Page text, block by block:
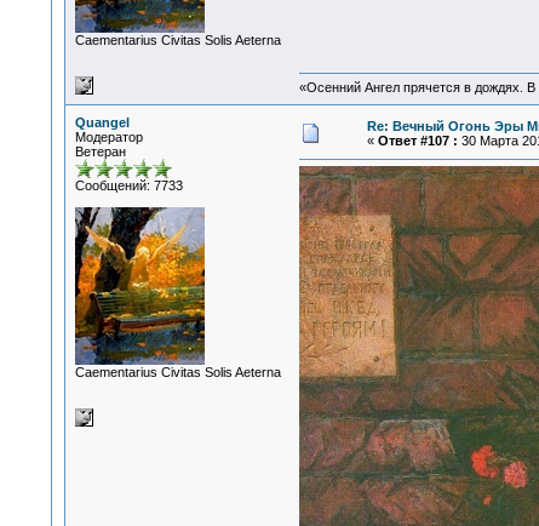
Сaementarius Civitas Solis Aeterna
«Осенний Ангел прячется в дождях.
Quangel
Модератор
Ветеран
Сообщений: 7733
Сaementarius Civitas Solis Aeterna
Re: Вечный Огонь Эры
« Ответ #107 : 30 Марта